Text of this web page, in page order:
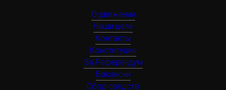
О движении
Наши цели
Контакты
Конституция
За Референдум
Вакансии
Сбор средств